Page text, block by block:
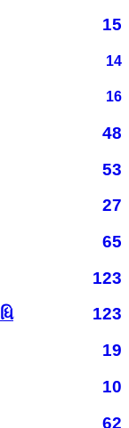
15
14
16
48
53
27
65
123
123
19
10
62